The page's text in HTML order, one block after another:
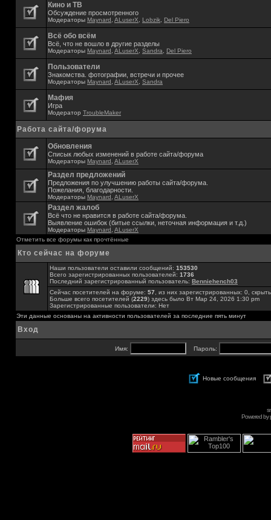
Кино и ТВ
Обсуждение просмотренного
Модераторы Maynard ALuserX Lobzik Del Piero
Всё обо всём
Всё, что не вошло в другие разделы
Модераторы Maynard ALuserX Sandra Del Piero
Пользователи
Знакомства. фотографии, встречи и прочее
Модераторы Maynard ALuserX Sandra
Мафия
Игра
Модератор TroubleMaker
Работа сайта/форума
Обновления
Списык любых изменений в работе сайта/форума
Модераторы Maynard ALuserX
Раздел предложений
Предложения по улучшению работы сайта/форума.
Пожелания, благодарности.
Модераторы Maynard ALuserX
Раздел жалоб
Всё что не нравится в работе сайта/форума.
Выявление ошибок (битые ссылки, неточная информация и т.д.)
Модераторы Maynard ALuserX
Отметить все форумы как прочтённые
Кто сейчас на форуме
Наши пользователи оставили сообщений: 153530
Всего зарегистрированных пользователей: 1736
Последний зарегистрированный пользователь: Benniehench03
Сейчас посетителей на форуме: 57 , из них зарегистрированных: 0,
Больше всего посетителей (2229) здесь было Вт Мар 24, 2026 1:30 pm
Зарегистрированные пользователи: Нет
Эти данные основаны на активности пользователей за последние пять минут
Вход
Имя: Пароль:
Новые сообщения
Powered by